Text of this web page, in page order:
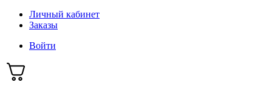
Личный кабинет
Заказы
Войти